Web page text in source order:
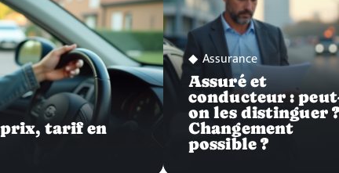
prix, tarif en
Assurance
Assuré et
conducteur :
on les distinguer ?
Changement
possible ?